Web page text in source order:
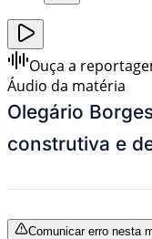
Ouça a
Áudio da matéria
Olegário
construtiva e
Comunicar erro nesta